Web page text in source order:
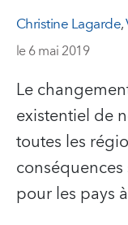
Christine Lagarde,
le 6 mai 2019
Le
existentiel de
toutes les
pour les pays